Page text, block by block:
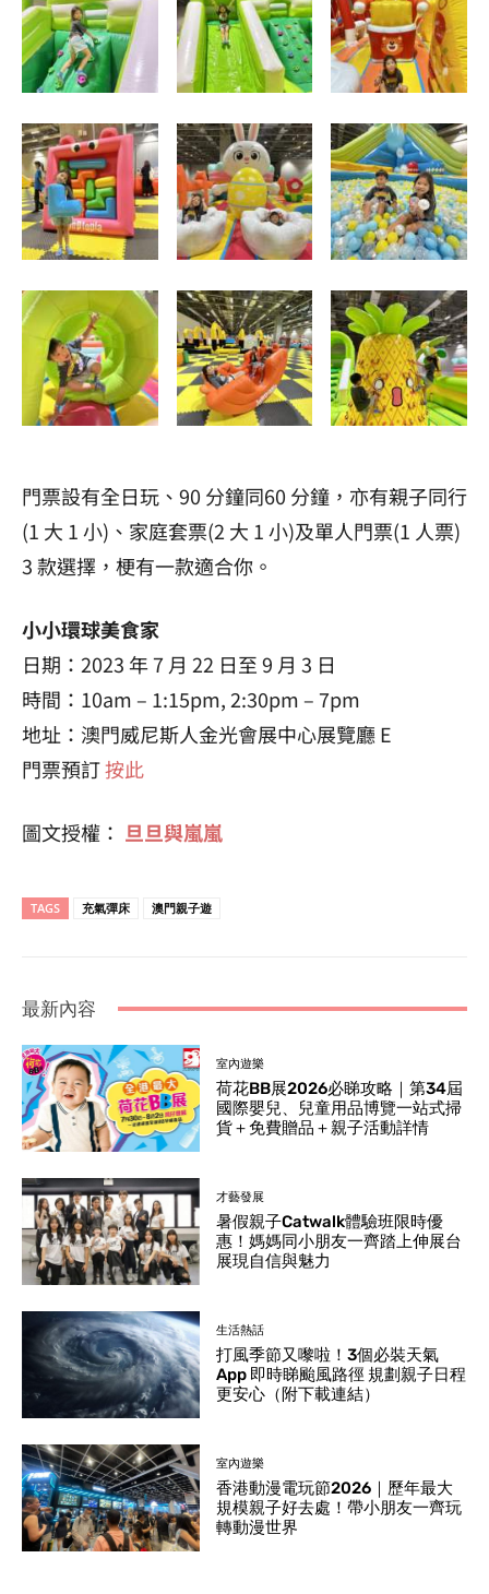
門票設有全日玩、90 分鐘同60 分鐘，亦有親子同行
(1 大 1 小)、家庭套票(2 大 1 小)及單人門票(1 人票)
3 款選擇，梗有一款適合你。
小小環球美食家
日期：2023 年 7 月 22 日至 9 月 3 日
時間：10am – 1:15pm, 2:30pm – 7pm
地址：澳門威尼斯人金光會展中心展覽廳 E
門票預訂按此
圖文授權： 旦旦與嵐嵐
TAGS 充氣彈床 澳門親子遊
最新內容
室內遊樂
荷花BB展2026必睇攻略｜第34屆
國際嬰兒、兒童用品博覽一站式掃
貨＋免費贈品＋親子活動詳情
才藝發展
暑假親子Catwalk體驗班限時優
惠！媽媽同小朋友一齊踏上伸展台
展現自信與魅力
生活熱話
打風季節又嚟啦！3個必裝天氣
App 即時睇颱風路徑 規劃親子日程
更安心（附下載連結）
室內遊樂
香港動漫電玩節2026｜歷年最大
規模親子好去處！帶小朋友一齊玩
轉動漫世界